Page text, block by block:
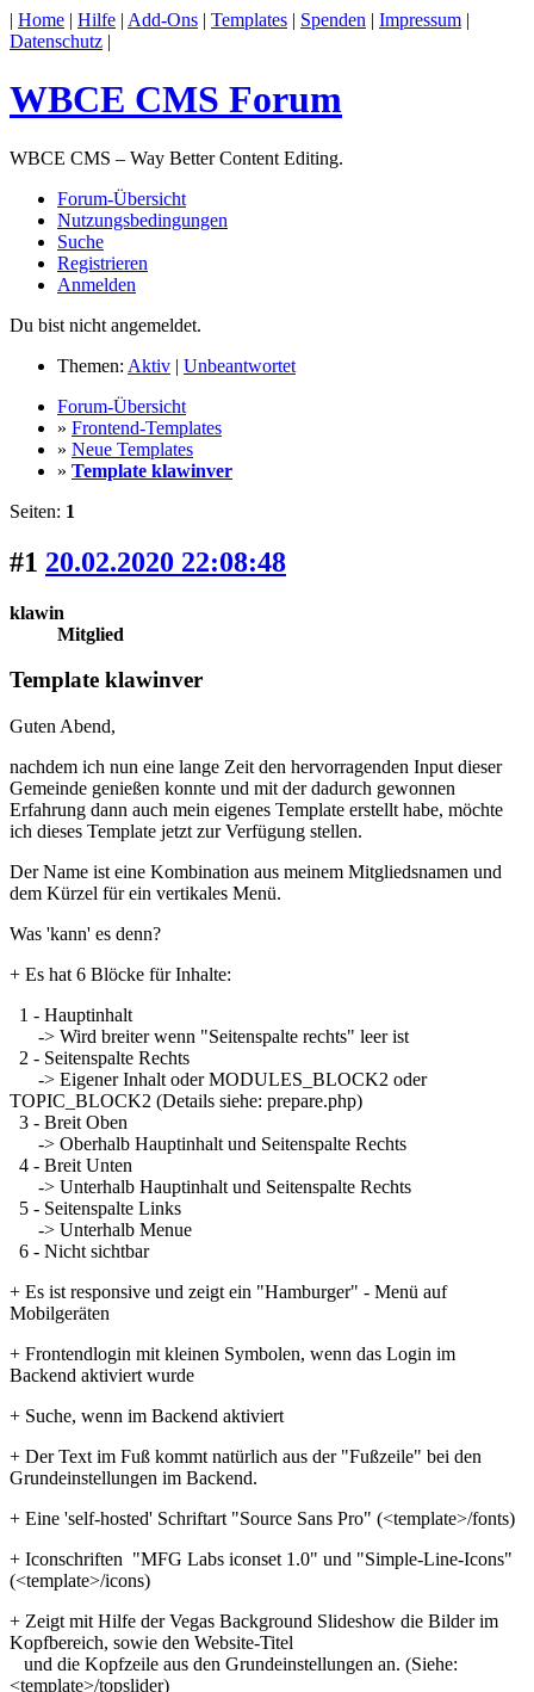
| Home | Hilfe | Add-Ons | Templates | Spenden | Impressum |
Datenschutz |
WBCE CMS Forum
WBCE CMS – Way Better Content Editing.
Forum-Übersicht
Nutzungsbedingungen
Suche
Registrieren
Anmelden
Du bist nicht angemeldet.
Themen: Aktiv | Unbeantwortet
Forum-Übersicht
» Frontend-Templates
» Neue Templates
» Template klawinver
Seiten: 1
#1 20.02.2020 22:08:48
klawin
Mitglied
Template klawinver
Guten Abend,
nachdem ich nun eine lange Zeit den hervorragenden Input dieser
Gemeinde genießen konnte und mit der dadurch gewonnen
Erfahrung dann auch mein eigenes Template erstellt habe, möchte
ich dieses Template jetzt zur Verfügung stellen.
Der Name ist eine Kombination aus meinem Mitgliedsnamen und
dem Kürzel für ein vertikales Menü.
Was 'kann' es denn?
+ Es hat 6 Blöcke für Inhalte:
1 - Hauptinhalt
-> Wird breiter wenn "Seitenspalte rechts" leer ist
2 - Seitenspalte Rechts
-> Eigener Inhalt oder MODULES_BLOCK2 oder
TOPIC_BLOCK2 (Details siehe: prepare.php)
3 - Breit Oben
-> Oberhalb Hauptinhalt und Seitenspalte Rechts
4 - Breit Unten
-> Unterhalb Hauptinhalt und Seitenspalte Rechts
5 - Seitenspalte Links
-> Unterhalb Menue
6 - Nicht sichtbar
+ Es ist responsive und zeigt ein "Hamburger" - Menü auf
Mobilgeräten
+ Frontendlogin mit kleinen Symbolen, wenn das Login im
Backend aktiviert wurde
+ Suche, wenn im Backend aktiviert
+ Der Text im Fuß kommt natürlich aus der "Fußzeile" bei den
Grundeinstellungen im Backend.
+ Eine 'self-hosted' Schriftart "Source Sans Pro" (<template>/fonts)
+ Iconschriften "MFG Labs iconset 1.0" und "Simple-Line-Icons"
(<template>/icons)
+ Zeigt mit Hilfe der Vegas Background Slideshow die Bilder im
Kopfbereich, sowie den Website-Titel
und die Kopfzeile aus den Grundeinstellungen an. (Siehe:
<template>/topslider)